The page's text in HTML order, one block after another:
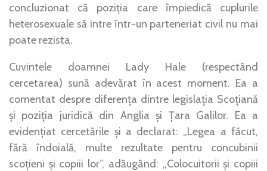
concluzionat că poziția care împiedică cuplurile
heterosexuale să intre într-un parteneriat civil nu mai
poate rezista.
Cuvintele doamnei Lady Hale (respectând
cercetarea) sună adevărat în acest moment. Ea a
comentat despre diferența dintre legislația Scoțiană
și poziția juridică din Anglia și Țara Galilor. Ea a
evidențiat cercetările și a declarat: „Legea a făcut,
fără îndoială, multe rezultate pentru concubinii
scoțieni și copiii lor”, adăugând: „Colocuitorii și copiii